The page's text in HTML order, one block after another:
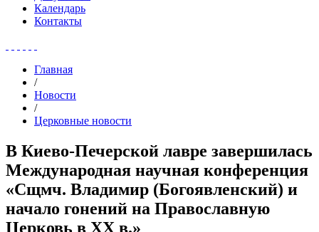
Календарь
Контакты
Главная
/
Новости
/
Церковные новости
В Киево-Печерской лавре завершилась
Международная научная конференция
«Сщмч. Владимир (Богоявленский) и
начало гонений на Православную
Церковь в ХХ в.»